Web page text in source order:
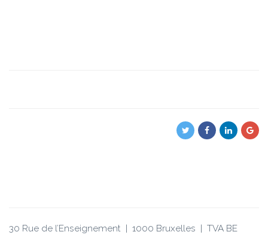
30 Rue de l’Enseignement | 1000 Bruxelles | TVA BE